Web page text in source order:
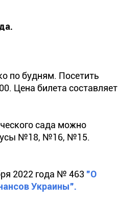
по будням. Посетить
Цена билета составляет
сада можно
№18, №16, №15.
2022 года № 463 "О
Украины".